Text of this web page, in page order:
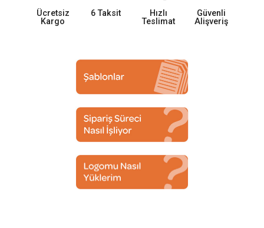
Ücretsiz
Kargo
6 Taksit
Hızlı
Teslimat
Güvenli
Alişveriş